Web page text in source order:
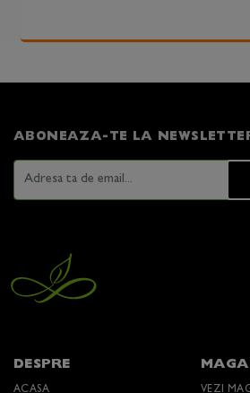
ABONEAZA-TE LA
DESPRE
ACASA
VEZI